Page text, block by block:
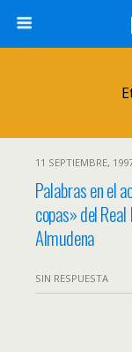
11 SEPTIEMBRE,
Palabras en el
copas» del
Almudena
SIN RESPUESTA